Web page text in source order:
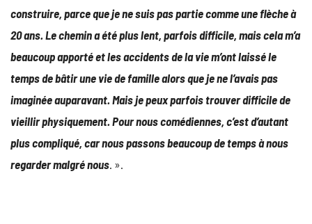
construire, parce que je ne suis pas partie comme une flèche à
20 ans. Le chemin a été plus lent, parfois difficile, mais cela m’a
beaucoup apporté et les accidents de la vie m’ont laissé le
temps de bâtir une vie de famille alors que je ne l’avais pas
imaginée auparavant. Mais je peux parfois trouver difficile de
vieillir physiquement. Pour nous comédiennes, c’est d’autant
plus compliqué, car nous passons beaucoup de temps à nous
regarder malgré nous. ».